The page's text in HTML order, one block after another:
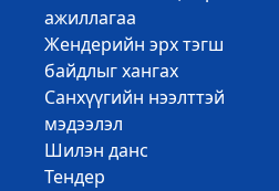
ажиллагаа
Жендерийн эрх тэгш
байдлыг хангах
Санхүүгийн нээлттэй
мэдээлэл
Шилэн данс
Тендер